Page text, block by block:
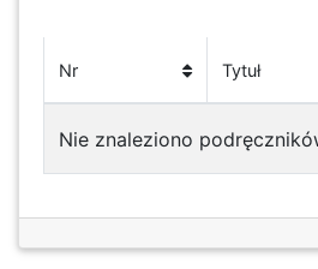
Nr Tytuł
Nie znaleziono